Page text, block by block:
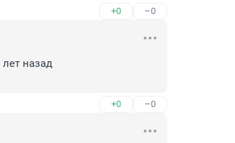
+0 –0
лет назад
+0 –0